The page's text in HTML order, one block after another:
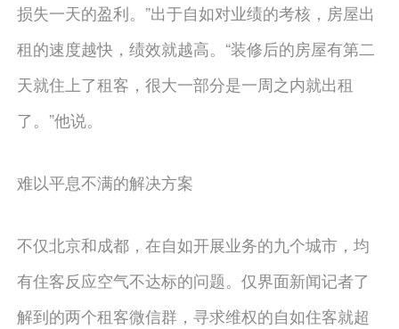
损失一天的盈利。”出于自如对业绩的考核，房屋出
租的速度越快，绩效就越高。“装修后的房屋有第二
天就住上了租客，很大一部分是一周之内就出租
了。”他说。
难以平息不满的解决方案
不仅北京和成都，在自如开展业务的九个城市，均
有住客反应空气不达标的问题。仅界面新闻记者了
解到的两个租客微信群，寻求维权的自如住客就超